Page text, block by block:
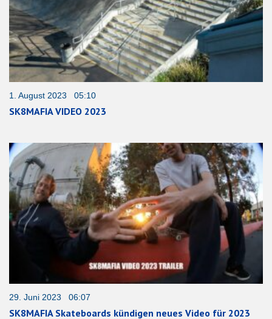
1. August 2023 05:10
SK8MAFIA VIDEO 2023
29. Juni 2023 06:07
SK8MAFIA Skateboards kündigen neues Video für 2023